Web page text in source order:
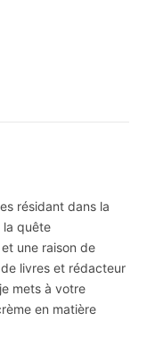
résidant dans la
la quête
une raison de
livres et rédacteur
mets à votre
en matière